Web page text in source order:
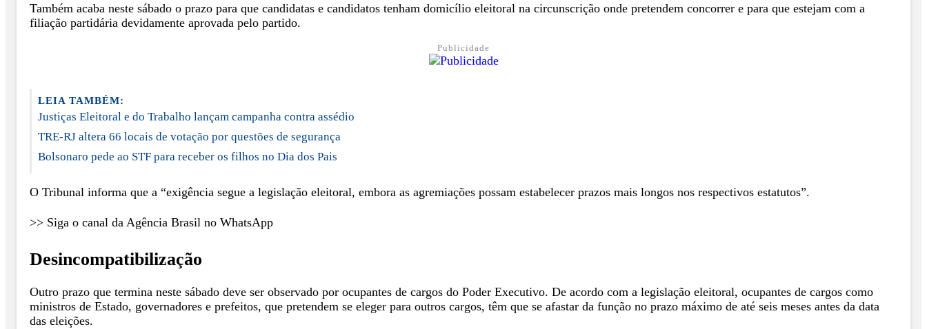
Também acaba neste sábado o prazo para que candidatas e candidatos tenham domicílio eleitoral na circunscrição onde pretendem concorrer e para que estejam com a
filiação partidária devidamente aprovada pelo partido.
Publicidade
LEIA TAMBÉM:
Justiças Eleitoral e do Trabalho lançam campanha contra assédio
TRE-RJ altera 66 locais de votação por questões de segurança
Bolsonaro pede ao STF para receber os filhos no Dia dos Pais
O Tribunal informa que a “exigência segue a legislação eleitoral, embora as agremiações possam estabelecer prazos mais longos nos respectivos estatutos”.
>> Siga o canal da Agência Brasil no WhatsApp
Desincompatibilização
Outro prazo que termina neste sábado deve ser observado por ocupantes de cargos do Poder Executivo. De acordo com a legislação eleitoral, ocupantes de cargos como
ministros de Estado, governadores e prefeitos, que pretendem se eleger para outros cargos, têm que se afastar da função no prazo máximo de até seis meses antes da data
das eleições.